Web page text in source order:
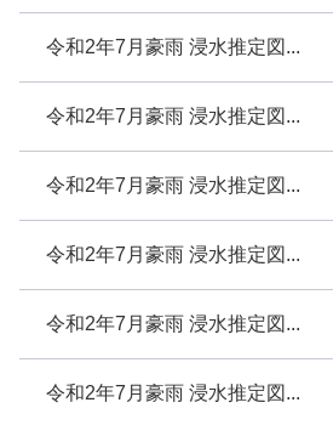
令和2年7月豪雨 浸水推定図...
令和2年7月豪雨 浸水推定図...
令和2年7月豪雨 浸水推定図...
令和2年7月豪雨 浸水推定図...
令和2年7月豪雨 浸水推定図...
令和2年7月豪雨 浸水推定図...